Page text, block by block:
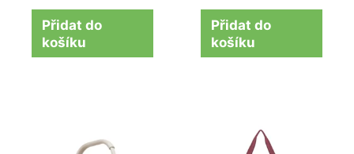
Přidat do
košíku
Přidat do
košíku